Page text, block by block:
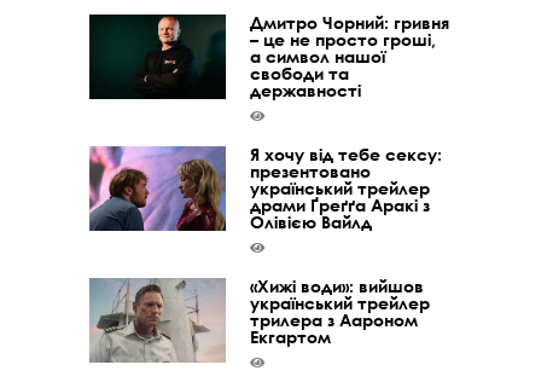
Дмитро Чорний: гривня
– це не просто гроші,
а символ нашої
свободи та
державності
Я хочу від тебе сексу:
презентовано
український трейлер
драми Ґреґґа Аракі з
Олівією Вайлд
«Хижі води»: вийшов
український трейлер
трилера з Аароном
Екгартом